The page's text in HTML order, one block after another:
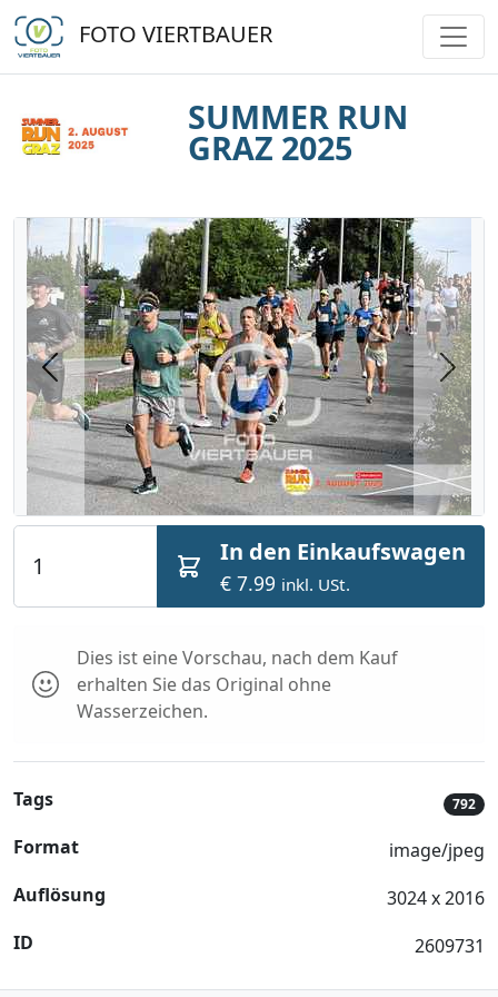
FOTO VIERTBAUER
SUMMER RUN
GRAZ 2025
Previous Next
In den Einkaufswagen
€ 7.99 inkl. USt.
Dies ist eine Vorschau, nach dem Kauf
erhalten Sie das Original ohne
Wasserzeichen.
Tags 792
Format
image/jpeg
Auflösung
3024 x 2016
ID
2609731